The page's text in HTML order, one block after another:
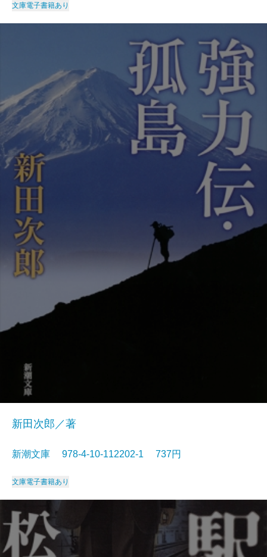
文庫電子書籍あり
新田次郎／著
新潮文庫 978-4-10-112202-1 737円
文庫電子書籍あり